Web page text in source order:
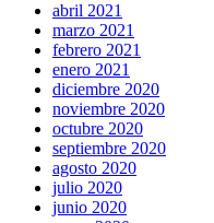
abril 2021
marzo 2021
febrero 2021
enero 2021
diciembre 2020
noviembre 2020
octubre 2020
septiembre 2020
agosto 2020
julio 2020
junio 2020